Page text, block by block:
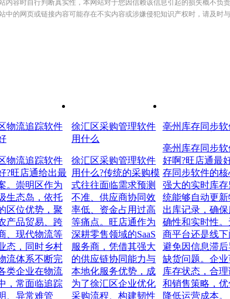
容时自行判断真实性，本网站对于您因信赖该信息引起的损失概不负
的网页或链接内容可能存在不实内容或涉嫌侵犯知识产权时，请及
物流追踪软件
物流追踪软件
?旺店通给出最
。崇明区作为
生态岛，依托
区位优势，聚
产品贸易、跨
、现代物流等
态，同时乡村
流体系不断完
类企业在物流
，常面临追踪
、异常难管
徐汇区采购管理软件
用什么
徐汇区采购管理软件
用什么?传统的采购模
式往往面临需求预测
不准、供应商协同效
率低、资金占用过高
等痛点。旺店通作为
深耕零售领域的SaaS
服务商，凭借其强大
的供应链协同能力与
本地化服务优势，成
为了徐汇区企业优化
采购流程、构建韧性
亳州库存同步
亳州库存同步
好啊?旺店通最
存同步软件的
强大的实时库
统能够自动更
出库记录，确
确性和实时性
商平台还是线下
避免因信息滞
缺货问题。企
库存状态，合
和销售策略，优
降低运营成本。